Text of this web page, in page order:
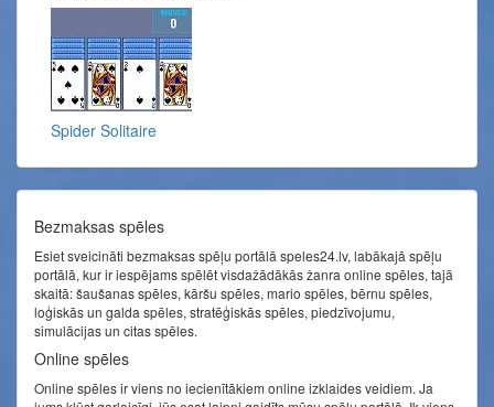
Spider Solitaire
Bezmaksas spēles
Esiet sveicināti bezmaksas spēļu portālā speles24.lv, labākajā spēļu
portālā, kur ir iespējams spēlēt visdažādākās žanra online spēles, tajā
skaitā: šaušanas spēles, kāršu spēles, mario spēles, bērnu spēles,
loģiskās un galda spēles, stratēģiskās spēles, piedzīvojumu,
simulācijas un citas spēles.
Online spēles
Online spēles ir viens no iecienītākiem online izklaides veidiem. Ja